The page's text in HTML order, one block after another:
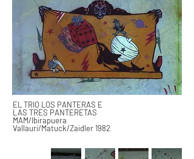
EL TRIO LOS PANTERAS E
LAS TRES PANTERETAS
MAM/Ibirapuera
Vallauri/Matuck/Zaidler 1982